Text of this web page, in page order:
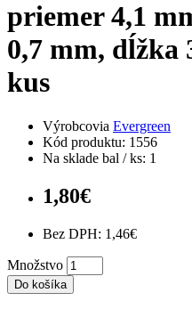
priemer 4,1
0,7 mm, dĺžka
kus
Výrobcovia Evergreen
Kód produktu: 1556
Na sklade bal / ks: 1
1,80€
Bez DPH: 1,46€
Množstvo
Do košíka